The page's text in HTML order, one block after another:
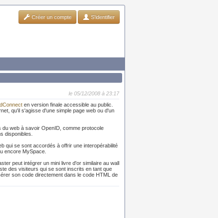
Créer un compte S'identifier
le 05/12/2008 à 23:17
en version finale accessible au public.
qu'il s'agisse d'une simple page web ou d'un
web à savoir OpenID, comme protocole
disponibles.
qui se sont accordés à offrir une interopérabilité
encore MySpace.
peut intégrer un mini livre d'or similaire au wall
des visiteurs qui se sont inscrits en tant que
son code directement dans le code HTML de